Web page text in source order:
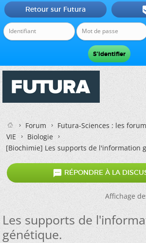
Retour sur Futura
Forum
Futura-Sciences : les
VIE
Biologie
[Biochimie]Les supports de l'information
 RÉPONDRE À LA
Affichage
Les supports de
génétique.